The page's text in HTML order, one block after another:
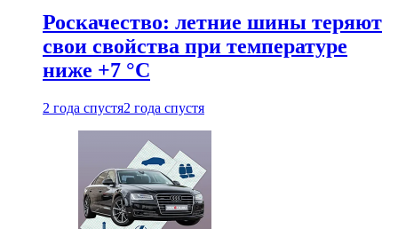
Роскачество: летние шины теряют
свои свойства при температуре
ниже +7 °C
2 года спустя2 года спустя